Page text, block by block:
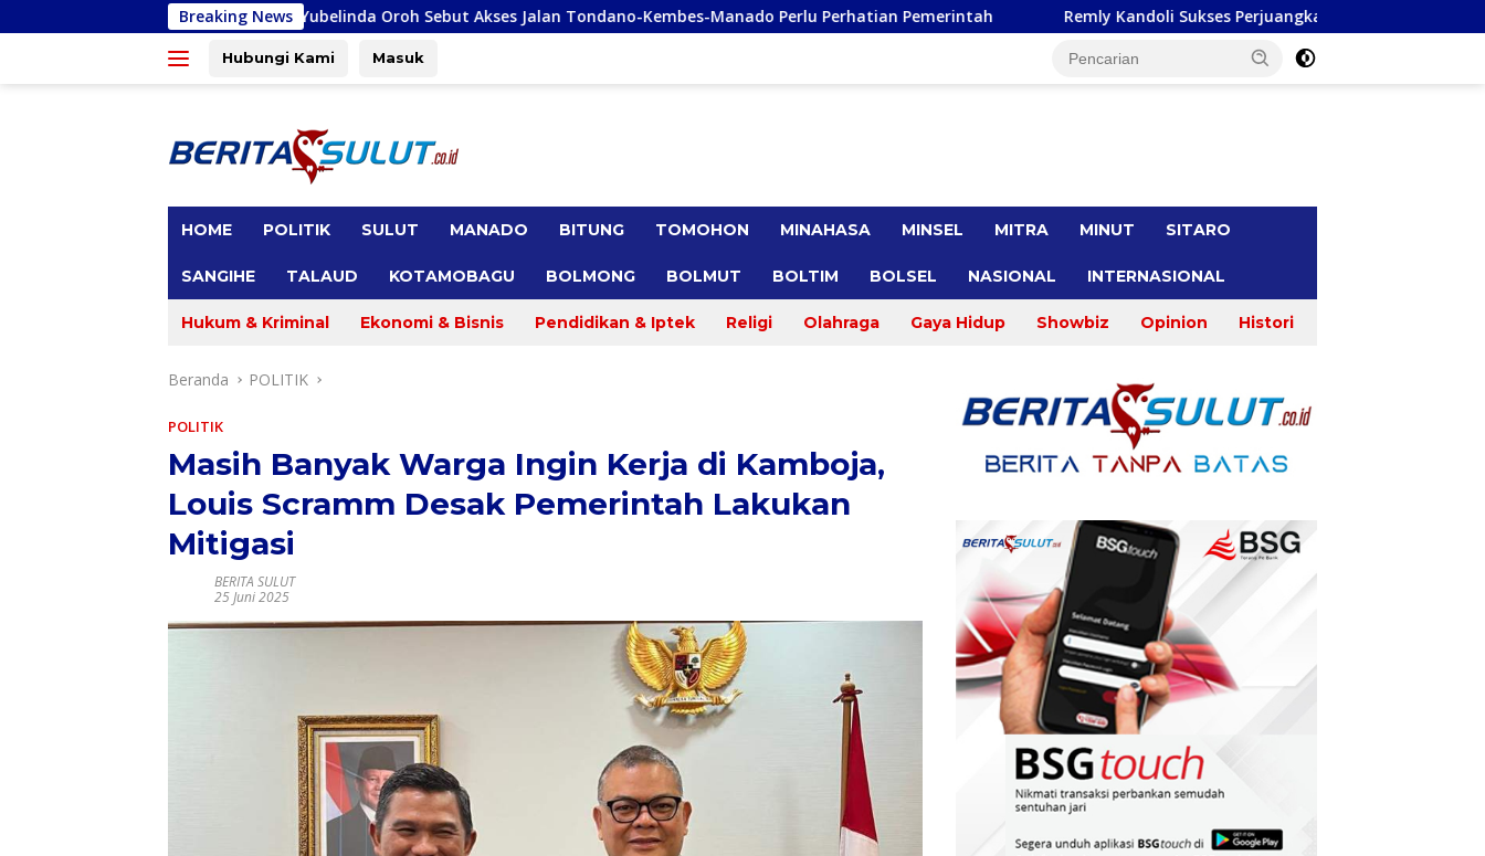
ke
Breaking News
Gracia Yubelinda Oroh Sebut Akses Jalan Tondano-Kembes-Manado Perlu Perhatian Pemerintah Remly Kandoli Sukses Perjuangkan Perbaikan Jalan Pontak-Kalait dan
Hubungi Kami Masuk
HOME POLITIK SULUT MANADO BITUNG TOMOHON MINAHASA MINSEL MITRA MINUT SITARO
SANGIHE TALAUD KOTAMOBAGU BOLMONG BOLMUT BOLTIM BOLSEL NASIONAL INTERNASIONAL
Hukum & Kriminal Ekonomi & Bisnis Pendidikan & Iptek Religi Olahraga Gaya Hidup Showbiz Opinion Histori
Beranda POLITIK
POLITIK
Masih Banyak Warga Ingin Kerja di Kamboja,
Louis Scramm Desak Pemerintah Lakukan
Mitigasi
BERITA SULUT
25 Juni 2025